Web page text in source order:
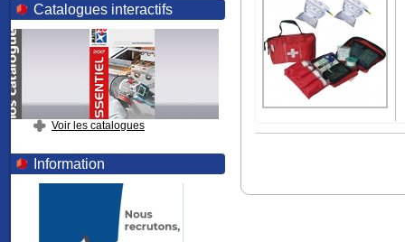
Catalogues interactifs
Voir les catalogues
Information